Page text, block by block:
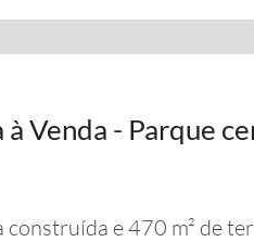
à Venda - Parque
construída e 470 m² de